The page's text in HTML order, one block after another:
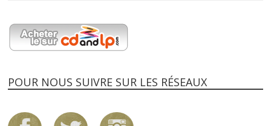
POUR NOUS SUIVRE SUR LES RÉSEAUX